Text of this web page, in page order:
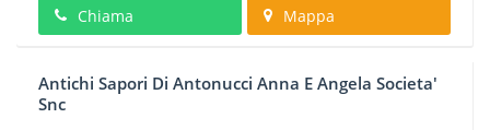
Chiama Mappa
Antichi Sapori Di Antonucci Anna E Angela Societa'
Snc